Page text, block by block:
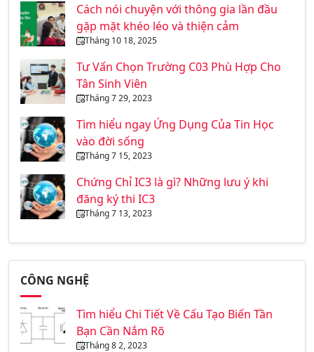
Cách nói chuyện với thông gia lần đầu
gặp mặt khéo léo và thiện cảm
Tháng 10 18, 2025
Tư Vấn Chọn Trường C03 Phù Hợp Cho
Tân Sinh Viên
Tháng 7 29, 2023
Tìm hiểu ngay Ứng Dụng Của Tin Học
vào đời sống
Tháng 7 15, 2023
Chứng Chỉ IC3 là gì? Những lưu ý khi
đăng ký thi IC3
Tháng 7 13, 2023
CÔNG NGHỆ
Tìm hiểu Chi Tiết Về Cấu Tạo Biến Tần
Bạn Cần Nắm Rõ
Tháng 8 2, 2023